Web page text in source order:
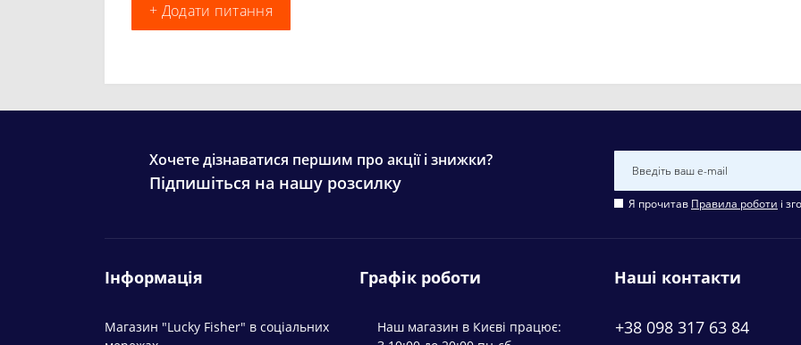
+ Додати питання
Хочете дізнаватися першим про акції і знижки?
Підпишіться на нашу розсилку
Я прочитав Правила роботи і
Інформація
Магазин "Lucky Fisher" в соціальних
Графік роботи
Наш магазин в Києві працює:
Наші контакти
+38 098 317 63 84